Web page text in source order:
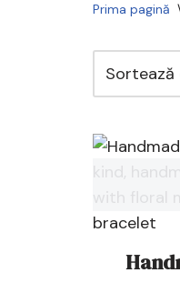
Prima pagină